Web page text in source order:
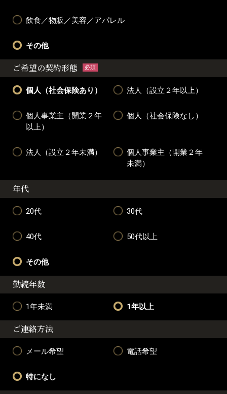
飲食／物販／美容／アパレル
その他
ご希望の契約形態 必須
個人（社会保険あり） 法人（設立２年以上）
個人事業主（開業２年
以上）
個人（社会保険なし）
法人（設立２年未満）
個人事業主（開業２年
未満）
年代
20代 30代
40代 50代以上
その他
勤続年数
1年未満 1年以上
ご連絡方法
メール希望 電話希望
特になし